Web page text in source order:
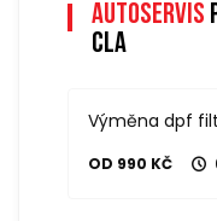
Autoservis
cla
Výměna dpf
OD 990 KČ